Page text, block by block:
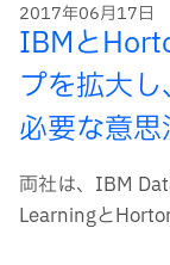
2017年06月17日
IBMと
プを拡大
必要な意
両社は、IBM
Learningと